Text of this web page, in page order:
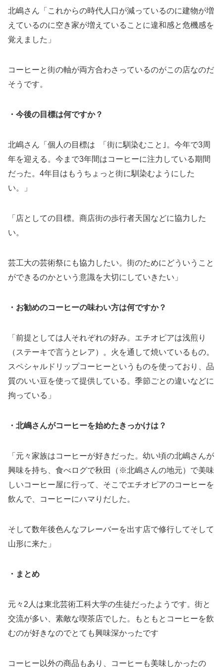
北嶋さん「これからの時代人口が減っているのに建物が増
えているのに空き家が増えていることに違和感と危機感を
覚えました」
コーヒーと街の軸が両方合わさっているのがこの店なのだ
そうです。
・今後の目標は何ですか？
北嶋さん「個人の目標は 「街に馴染むこと｣。今年で3周
年を迎える。今まで3年間はコーヒーに注力している期間
だった。4年目はもうちょっと街に馴染むようにした
い。」
「店としての目標。商店街の歩行者天国などに協力した
い。
芸工大の芸術祭にも協力したい。街のためにどういうこと
ができるのかという意識を大切にしていきたい」
・お勧めのコーヒーの味わい方は何ですか？
「前提としては人それぞれの好み。エチオピアは浅煎り
（ステーキで言うとレア）。火を通して焼いているもの。
スペシャルドリップコーヒーというものを使っており、品
質のいい豆を使って提供している。季節ごとの違いなどに
拘っている」
・北嶋さんがコーヒーを始めたきっかけは？
「元々家族はコーヒーが好きだった。幼い頃の北嶋さんが
興味を持ち、食べログで秋田（※北嶋さんの地元）で美味
しいコーヒー屋に行って、そこでエチオピアのコーヒーを
飲んで、コーヒーにハマりだした。
そして数年後色んなフレーバーを出す店で修行してそして
山形に来た」
・まとめ
元々2人は東北芸術工科大学の生徒だったようです。街と
交流が多い、素敵な喫茶店でした。もともとコーヒーを飲
むのが好きなのでとても興味深かったです
コーヒー以外の商品もあり、コーヒーも美味しかったの